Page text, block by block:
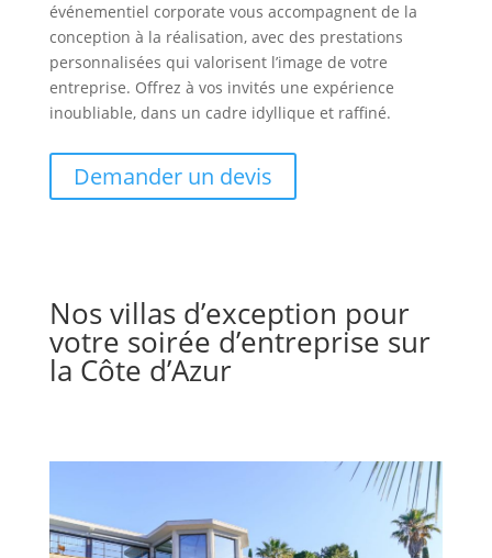
événementiel corporate vous accompagnent de la
conception à la réalisation, avec des prestations
personnalisées qui valorisent l’image de votre
entreprise. Offrez à vos invités une expérience
inoubliable, dans un cadre idyllique et raffiné.
Demander un devis
Nos villas d’exception pour
votre soirée d’entreprise sur
la Côte d’Azur